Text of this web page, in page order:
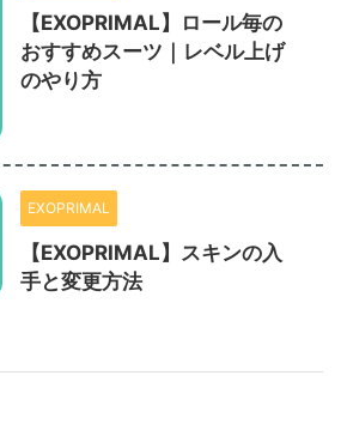
【EXOPRIMAL】ロール毎の
おすすめスーツ｜レベル上げ
のやり方
EXOPRIMAL
【EXOPRIMAL】スキンの入
手と変更方法